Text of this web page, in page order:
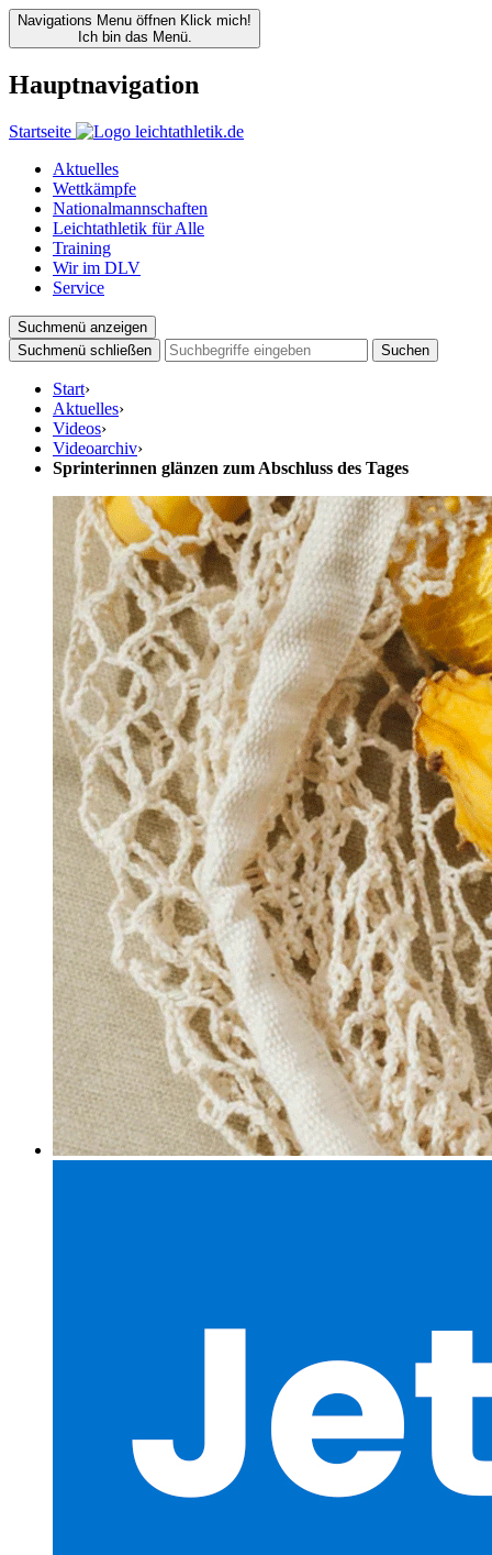
Navigations Menu öffnen Klick mich!
Ich bin das Menü.
Hauptnavigation
Startseite
Aktuelles
Wettkämpfe
Nationalmannschaften
Leichtathletik für Alle
Training
Wir im DLV
Service
Suchmenü anzeigen
Suchmenü schließen
Suchen
Start›
Aktuelles›
Videos›
Videoarchiv›
Sprinterinnen glänzen zum Abschluss des Tages